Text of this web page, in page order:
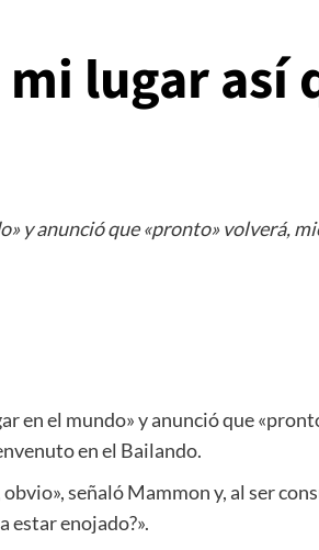
lugar así
y anunció que «pronto» volverá,
en el mundo» y anunció que
en el Bailando.
señaló Mammon y, al ser
estar enojado?».